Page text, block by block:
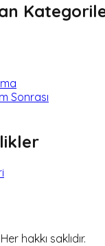
Sonrası
hakkı saklıdır.